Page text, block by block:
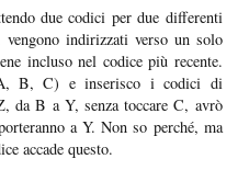
due codici per due differenti
indirizzati verso un solo
incluso nel codice più recente.
B, C) e inserisco i codici di
da B a Y, senza toccare C, avrò
a Y. Non so perché, ma
accade questo.